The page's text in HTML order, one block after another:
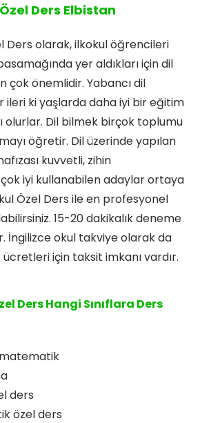
Ders Elbistan
Ders olarak, ilkokul öğrencileri
yer aldıkları için dil
çok önemlidir. Yabancı dil
ki yaşlarda daha iyi bir eğitim
olurlar. Dil bilmek birçok toplumu
öğretir. Dil üzerinde yapılan
kuvvetli, zihin
çok iyi kullanabilen adaylar ortaya
Özel Ders ile en profesyonel
15-20 dakikalık deneme
İngilizce okul takviye olarak da
için taksit imkanı vardır.
Ders Hangi Sınıflara Ders
matematik
ders
özel ders